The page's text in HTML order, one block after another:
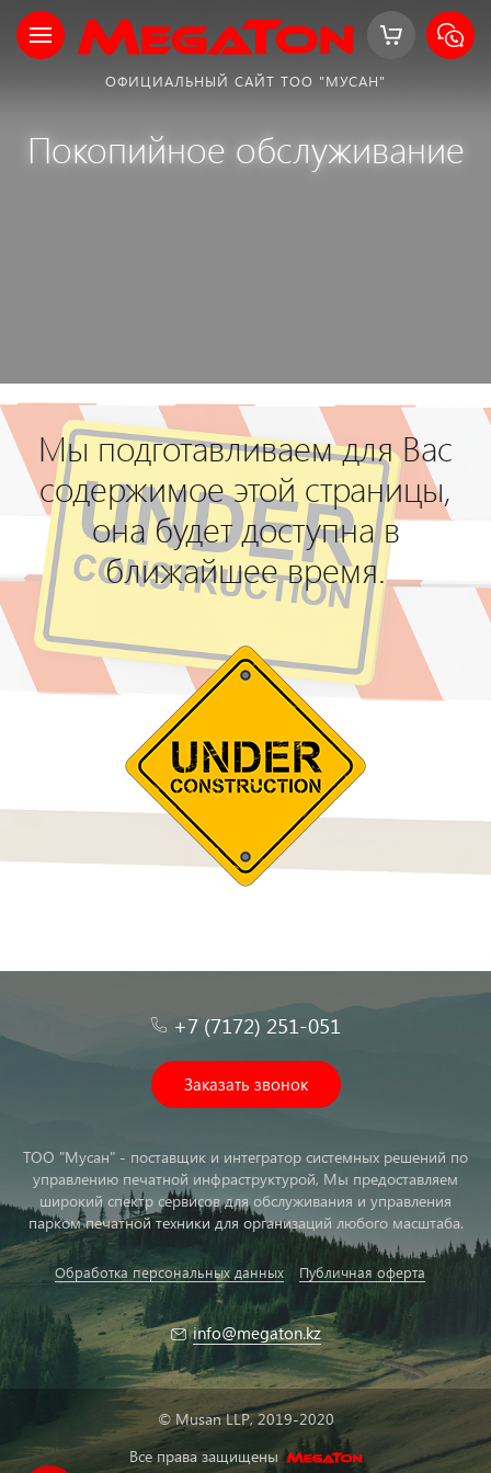
ОФИЦИАЛЬНЫЙ САЙТ ТОО "МУСАН"
Покопийное обслуживание
Мы подготавливаем для Вас
содержимое этой страницы,
она будет доступна в
ближайшее время.
+7 (7172) 251-051
Заказать звонок
ТОО "Мусан" - поставщик и интегратор системных решений по
управлению печатной инфраструктурой, Мы предоставляем
широкий спектр сервисов для обслуживания и управления
парком печатной техники для организаций любого масштаба.
Обработка персональных данных Публичная оферта
info@megaton.kz
© Musan LLP, 2019-2020
Все права защищены